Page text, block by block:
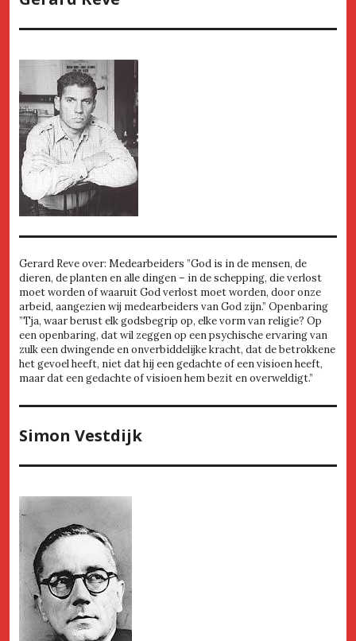
Gerard Reve over: Medearbeiders ”God is in de mensen, de
dieren, de planten en alle dingen – in de schepping, die verlost
moet worden of waaruit God verlost moet worden, door onze
arbeid, aangezien wij medearbeiders van God zijn.” Openbaring
”Tja, waar berust elk godsbegrip op, elke vorm van religie? Op
een openbaring, dat wil zeggen op een psychische ervaring van
zulk een dwingende en onverbiddelijke kracht, dat de betrokkene
het gevoel heeft, niet dat hij een gedachte of een visioen heeft,
maar dat een gedachte of visioen hem bezit en overweldigt.”
Simon Vestdijk